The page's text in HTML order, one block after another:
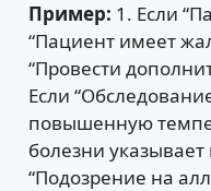
Пример: 1. Если
“Пациент имеет
“Провести
Если
повышенную
болезни
“Подозрение на